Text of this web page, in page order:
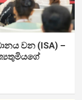
වන (ISA) –